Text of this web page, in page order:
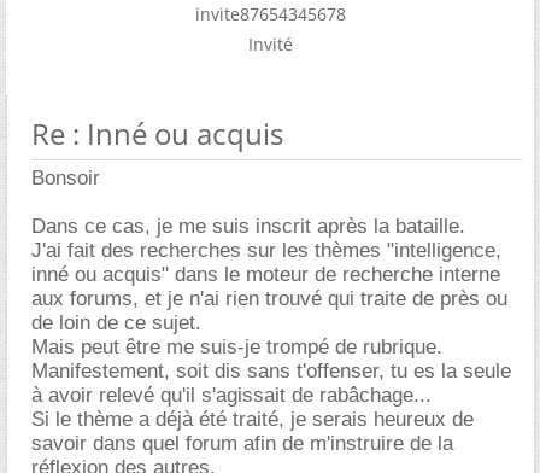
invite87654345678
Invité
Re : Inné ou acquis
Bonsoir
Dans ce cas, je me suis inscrit après la bataille.
J'ai fait des recherches sur les thèmes "intelligence,
inné ou acquis" dans le moteur de recherche interne
aux forums, et je n'ai rien trouvé qui traite de près ou
de loin de ce sujet.
Mais peut être me suis-je trompé de rubrique.
Manifestement, soit dis sans t'offenser, tu es la seule
à avoir relevé qu'il s'agissait de rabâchage...
Si le thème a déjà été traité, je serais heureux de
savoir dans quel forum afin de m'instruire de la
réflexion des autres.